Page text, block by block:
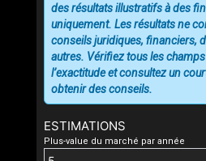
ESTIMATIONS
Plus-value du marché par année
des résultats illustratifs à des
uniquement. Les résultats ne
conseils juridiques, financiers,
autres. Vérifiez tous les
l’exactitude et consultez un
obtenir des conseils.